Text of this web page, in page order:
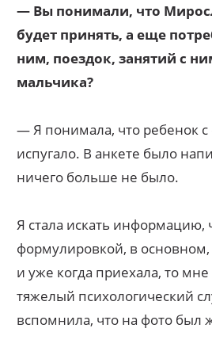
— Вы понимали, что
будет принять, а еще
ним, поездок, занятий с
мальчика?
— Я понимала, что ребенок
испугало. В анкете было
ничего больше не было.
Я стала искать информацию,
формулировкой, в основном,
и уже когда приехала, то
тяжелый психологический
вспомнила, что на фото был